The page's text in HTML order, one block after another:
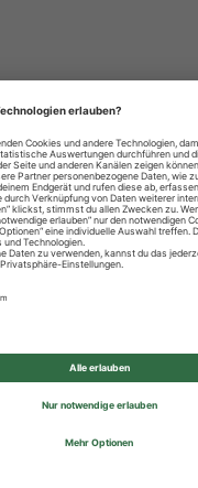
Datenschutzhinweise
Impressum
REWE Group - All rights